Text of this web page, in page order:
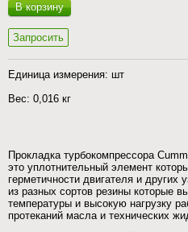
В корзину
Запросить
Единица измерения: шт
Вес: 0,016 кг
Прокладка турбокомпрессора
это уплотнительный элемент
герметичности двигателя и других
из разных сортов резины которые
температуры и высокую нагрузку
протеканий масла и технических